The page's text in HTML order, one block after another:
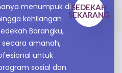
menumpuk di
kehilangan
Barangku,
secara amanah,
untuk
sosial dan
SEDEKAH
SEKARANG